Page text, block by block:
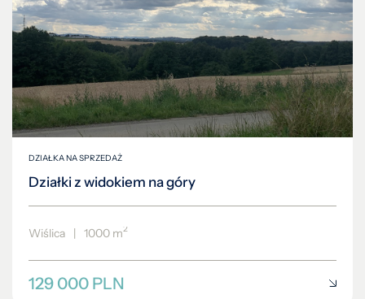
DZIAŁKA NA SPRZEDAŻ
Działki z widokiem na góry
Wiślica | 1000 m2
129 000 PLN